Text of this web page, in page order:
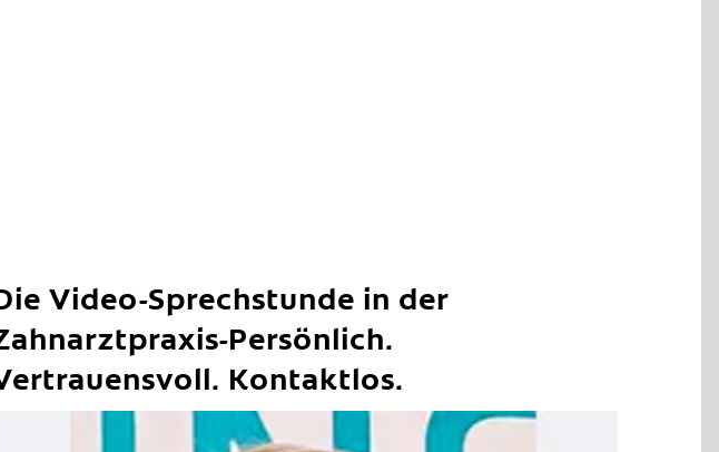
Video-Sprechstunde in der
Persönlich.
Kontaktlos.